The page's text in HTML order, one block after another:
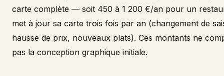
carte complète — soit 450 à 1 200 €/an pour un
met à jour sa carte trois fois par an (changement de
hausse de prix, nouveaux plats). Ces montants ne
pas la conception graphique initiale.